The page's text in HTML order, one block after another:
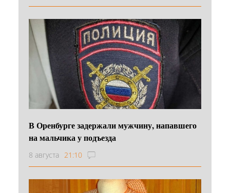
В Оренбурге задержали мужчину, напавшего
на мальчика у подъезда
8 августа 21:10